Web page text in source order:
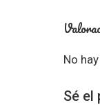
No
Sé el